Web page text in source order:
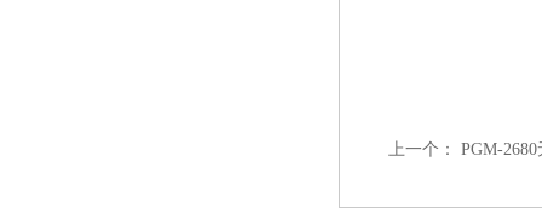
上一个： PGM-